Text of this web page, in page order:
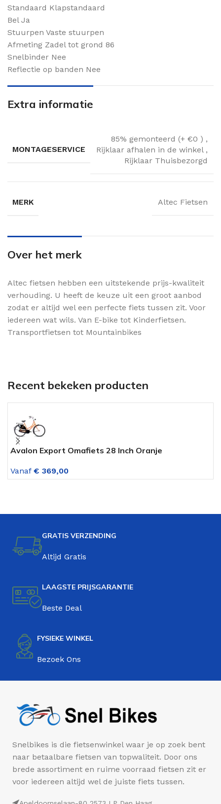
Standaard Klapstandaard
Bel Ja
Stuurpen Vaste stuurpen
Afmeting Zadel tot grond 86
Snelbinder Nee
Reflectie op banden Nee
Extra informatie
MONTAGESERVICE
85% gemonteerd (+ €0 ) ,
Rijklaar afhalen in de winkel ,
Rijklaar Thuisbezorgd
MERK Altec Fietsen
Over het merk
Altec fietsen hebben een uitstekende prijs-kwaliteit
verhouding. U heeft de keuze uit een groot aanbod
zodat er altijd wel een perfecte fiets tussen zit. Voor
iedereen wat wils. Van E-bike tot Kinderfietsen.
Transportfietsen tot Mountainbikes
Recent bekeken producten
Avalon Export Omafiets 28 Inch Oranje
Vanaf € 369,00
GRATIS VERZENDING
Altijd Gratis
LAAGSTE PRIJSGARANTIE
Beste Deal
FYSIEKE WINKEL
Bezoek Ons
Snelbikes is die fietsenwinkel waar je op zoek bent
naar betaalbare fietsen van topwaliteit. Door ons
brede assortiment en ruime voorraad fietsen zit er
voor iedereen altijd wel de juiste fiets tussen.